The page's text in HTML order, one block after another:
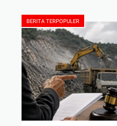
BERITA TERPOPULER